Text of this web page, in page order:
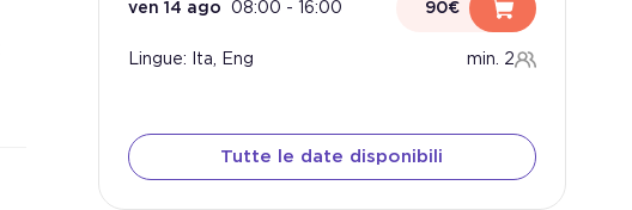
ven 14 ago 08:00 - 16:00 90€
Lingue: Ita, Eng min. 2
Tutte le date disponibili